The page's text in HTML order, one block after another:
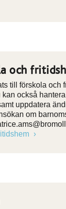
och
till förskola och
kan också
uppdatera
om